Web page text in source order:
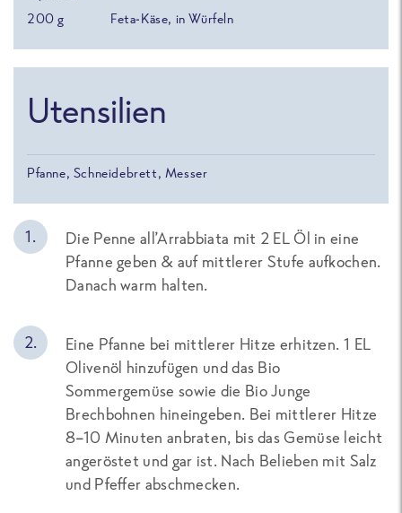
200 g Feta-Käse, in Würfeln
Utensilien
Pfanne, Schneidebrett, Messer
Die Penne all’Arrabbiata mit 2 EL Öl in eine
Pfanne geben & auf mittlerer Stufe aufkochen.
Danach warm halten.
Eine Pfanne bei mittlerer Hitze erhitzen. 1 EL
Olivenöl hinzufügen und das Bio
Sommergemüse sowie die Bio Junge
Brechbohnen hineingeben. Bei mittlerer Hitze
8–10 Minuten anbraten, bis das Gemüse leicht
angeröstet und gar ist. Nach Belieben mit Salz
und Pfeffer abschmecken.